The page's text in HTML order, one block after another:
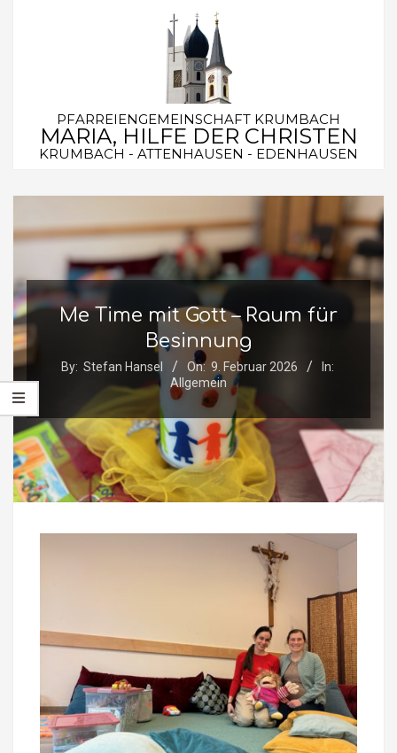
PFARREIENGEMEINSCHAFT KRUMBACH
MARIA, HILFE DER CHRISTEN
KRUMBACH - ATTENHAUSEN - EDENHAUSEN
Secondary
Menu
Me Time mit Gott – Raum für
Besinnung
By: Stefan Hansel On: 9. Februar 2026
In:
Allgemein